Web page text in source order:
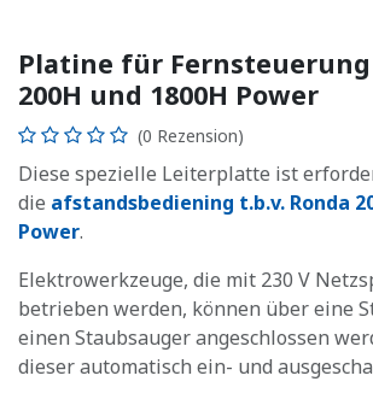
Platine für
200H und 1800H Power
(0 Rezension)
Diese spezielle Leiterplatte ist
die afstandsbediening t.b.v. Ronda
Power.
Elektrowerkzeuge, die mit 230 V
betrieben werden, können über eine
einen Staubsauger angeschlossen
dieser automatisch ein- und